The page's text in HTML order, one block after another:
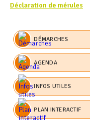
Déclaration de mérules
DÉMARCHES
AGENDA
INFOS UTILES
PLAN INTERACTIF